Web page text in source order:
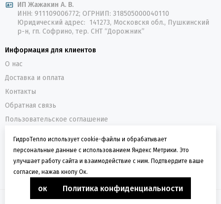
ИП Жажакин А. В.
ИНН: 911109006772; ОГРНИП: 318505000040110
Юридический адрес: 141273, Московскя обл., Пушкинский
р-н, гп. Софрино, тер. СНТ “Дорожник”
Информация для клиентов
О нас
Доставка и оплата
Контакты
Обратная связь
Пользовательское соглашение
О компании
ГидроТепло - интернет-магазин оборудования для
водоснабжения и отопления
ГидроТепло использует cookie-файлы и обрабатывает
персональные данные с использованием Яндекс Метрики. Это
улучшает работу сайта и взаимодействие с ним. Подтвердите ваше
согласие, нажав кнопу Ок.
ок Политика конфиденциальности